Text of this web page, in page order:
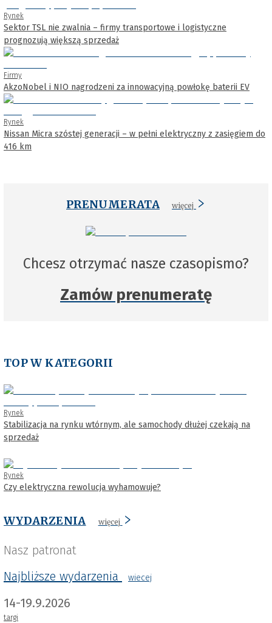
Rynek
Sektor TSL nie zwalnia – firmy transportowe i logistyczne
prognozują większą sprzedaż
Firmy
AkzoNobel i NIO nagrodzeni za innowacyjną powłokę baterii EV
Rynek
Nissan Micra szóstej generacji – w pełni elektryczny z zasięgiem do
416 km
PRENUMERATA więcej
Chcesz otrzymać nasze czasopismo?
Zamów prenumeratę
TOP W KATEGORII
Rynek
Stabilizacja na rynku wtórnym, ale samochody dłużej czekają na
sprzedaż
Rynek
Czy elektryczna rewolucja wyhamowuje?
WYDARZENIA więcej
Nasz patronat
Najbliższe wydarzenia
wiecej
14-19.9.2026
targi